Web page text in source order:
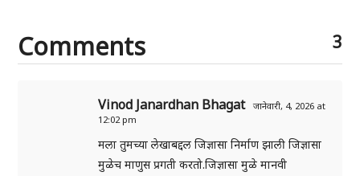
Comments 3
Vinod Janardhan Bhagat
जानेवारी, 4, 2026 at
12:02 pm
मला तुमच्या लेखाबद्दल जिज्ञासा निर्माण झाली जिज्ञासा
मुळेच माणुस प्रगती करतो.जिज्ञासा मुळे मानवी